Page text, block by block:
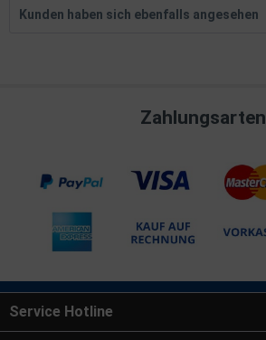
Kunden haben sich ebenfalls angesehen
Zahlungsarten
Service Hotline